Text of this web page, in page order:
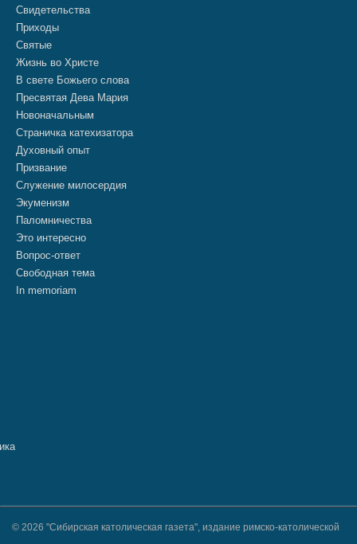
Свидетельства
Приходы
Святые
Жизнь во Христе
В свете Божьего слова
Пресвятая Дева Мария
Новоначальным
Страничка катехизатора
Духовный опыт
Призвание
Служение милосердия
Экуменизм
Паломничества
Это интересно
Вопрос-ответ
Свободная тема
In memoriam
© 2026 "Сибирская католическая газета", издание римско-католической